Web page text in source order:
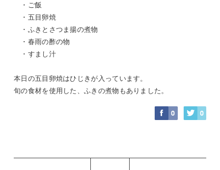
・ご飯
・五目卵焼
・ふきとさつま揚の煮物
・春雨の酢の物
・すまし汁
本日の五目卵焼はひじきが入っています。
旬の食材を使用した、ふきの煮物もありました。
0 0